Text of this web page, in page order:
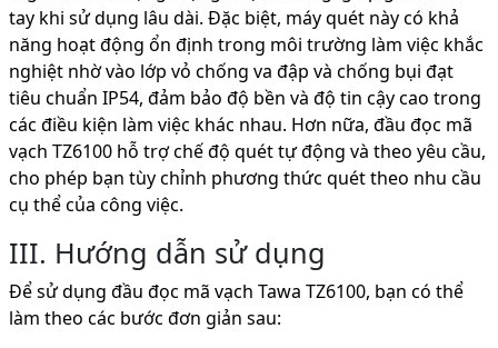
tay khi sử dụng lâu dài. Đặc biệt, máy quét này có khả
năng hoạt động ổn định trong môi trường làm việc khắc
nghiệt nhờ vào lớp vỏ chống va đập và chống bụi đạt
tiêu chuẩn IP54, đảm bảo độ bền và độ tin cậy cao trong
các điều kiện làm việc khác nhau. Hơn nữa, đầu đọc mã
vạch TZ6100 hỗ trợ chế độ quét tự động và theo yêu cầu,
cho phép bạn tùy chỉnh phương thức quét theo nhu cầu
cụ thể của công việc.
III. Hướng dẫn sử dụng
Để sử dụng đầu đọc mã vạch Tawa TZ6100, bạn có thể
làm theo các bước đơn giản sau: